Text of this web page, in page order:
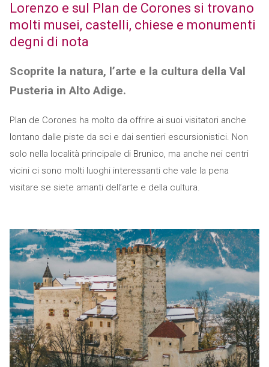
Lorenzo e sul Plan de Corones si trovano
molti musei, castelli, chiese e monumenti
degni di nota
Scoprite la natura, l’arte e la cultura della Val
Pusteria in Alto Adige.
Plan de Corones ha molto da offrire ai suoi visitatori anche
lontano dalle piste da sci e dai sentieri escursionistici. Non
solo nella località principale di Brunico, ma anche nei centri
vicini ci sono molti luoghi interessanti che vale la pena
visitare se siete amanti dell’arte e della cultura.